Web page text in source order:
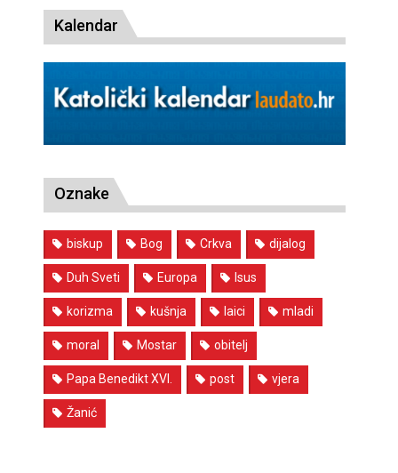
Kalendar
Oznake
biskup Bog Crkva dijalog
Duh Sveti Europa Isus
korizma kušnja laici mladi
moral Mostar obitelj
Papa Benedikt XVI. post vjera
Žanić